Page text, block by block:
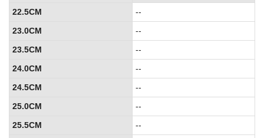
22.5CM
--
23.0CM
--
23.5CM
--
24.0CM
--
24.5CM
--
25.0CM
--
25.5CM
--